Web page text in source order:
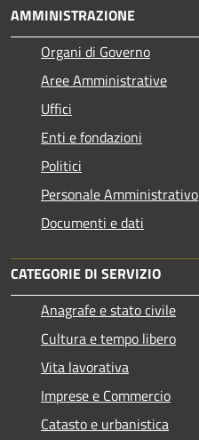
AMMINISTRAZIONE
Organi di Governo
Aree Amministrative
Uffici
Enti e fondazioni
Politici
Personale Amministrativo
Documenti e dati
CATEGORIE DI SERVIZIO
Anagrafe e stato civile
Cultura e tempo libero
Vita lavorativa
Imprese e Commercio
Catasto e urbanistica